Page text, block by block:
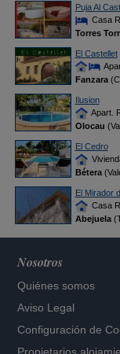
Puja Al
Casa
Torres
El Castellet
Fanzara
Ilusion
Apart.
Olocau
El Cedro
Bétera
El Mirador
Casa
Abejuela
Nosotros
Quiénes somos
Aviso Legal
Configuración de